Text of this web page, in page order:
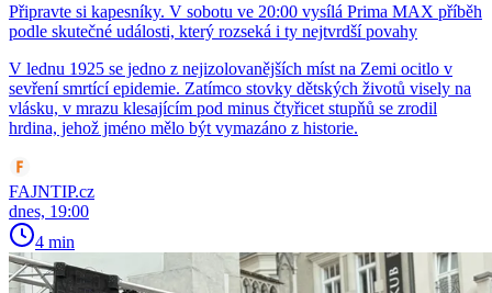
Připravte si kapesníky. V sobotu ve 20:00 vysílá Prima MAX příběh
podle skutečné události, který rozseká i ty nejtvrdší povahy
V lednu 1925 se jedno z nejizolovanějších míst na Zemi ocitlo v
sevření smrtící epidemie. Zatímco stovky dětských životů visely na
vlásku, v mrazu klesajícím pod minus čtyřicet stupňů se zrodil
hrdina, jehož jméno mělo být vymazáno z historie.
FAJNTIP.cz
dnes, 19:00
4 min